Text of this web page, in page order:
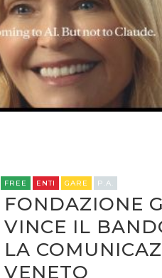
CSR
STRATEGIE
CINEMA
EDITORIA
RADIO / AUDIO
FREE ENTI GARE P.A.
FONDAZIONE
VINCE IL
LA
VENETO